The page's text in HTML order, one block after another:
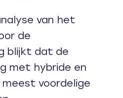
van het
de
blijkt dat de
met hybride en
voordelige